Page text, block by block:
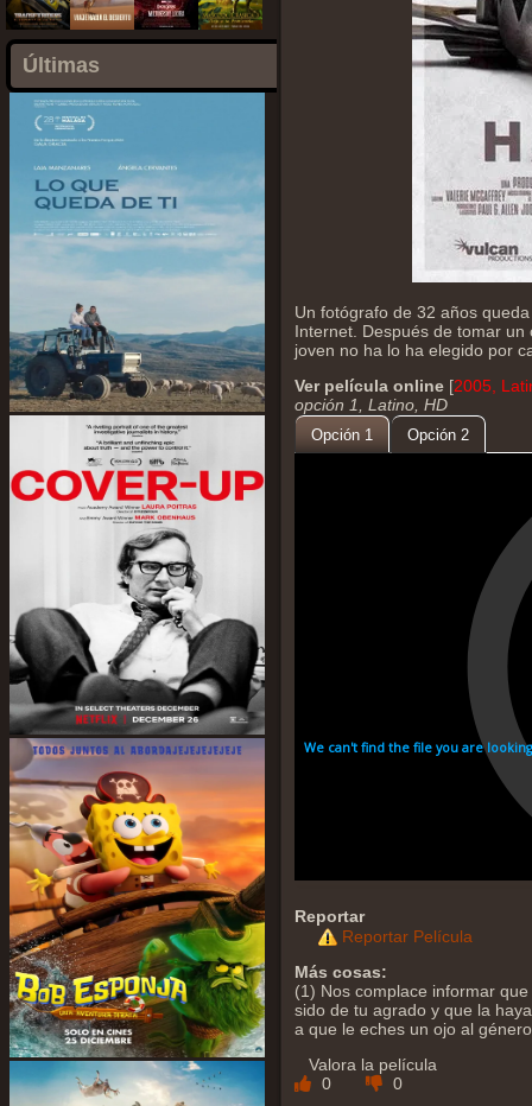
Últimas
Un fotógrafo de 32 años
Internet. Después de tomar
joven no ha lo ha elegido por
Ver película online [2005,
opción 1, Latino, HD
Opción 1 Opción 2
Reportar
Reportar Película
Más cosas:
(1) Nos complace informar
sido de tu agrado y que la
a que le eches un ojo al
Valora la película
0
0